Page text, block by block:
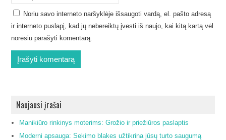
Noriu savo interneto naršyklėje išsaugoti vardą, el. pašto adresą
ir interneto puslapį, kad jų nebereiktų įvesti iš naujo, kai kitą kartą vėl
norėsiu parašyti komentarą.
Naujausi įrašai
Manikiūro rinkinys moterims: Grožio ir priežiūros paslaptis
Moderni apsauga: Sekimo blakes užtikrina jūsų turto saugumą